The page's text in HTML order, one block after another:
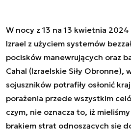
W nocy z 13 na 13 kwietnia 2024
Izrael z użyciem systemów
pocisków manewrujących oraz
Cahal (Izraelskie Siły Obronne),
sojuszników potrafiły osłonić
porażenia przede wszystkim
czym, nie oznacza to, iż
brakiem strat odnoszących się